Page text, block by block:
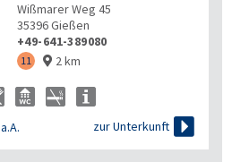
Wißmarer Weg 45
35396Gießen
+49-641-389080
11  2 km
a.A. zur Unterkunft 